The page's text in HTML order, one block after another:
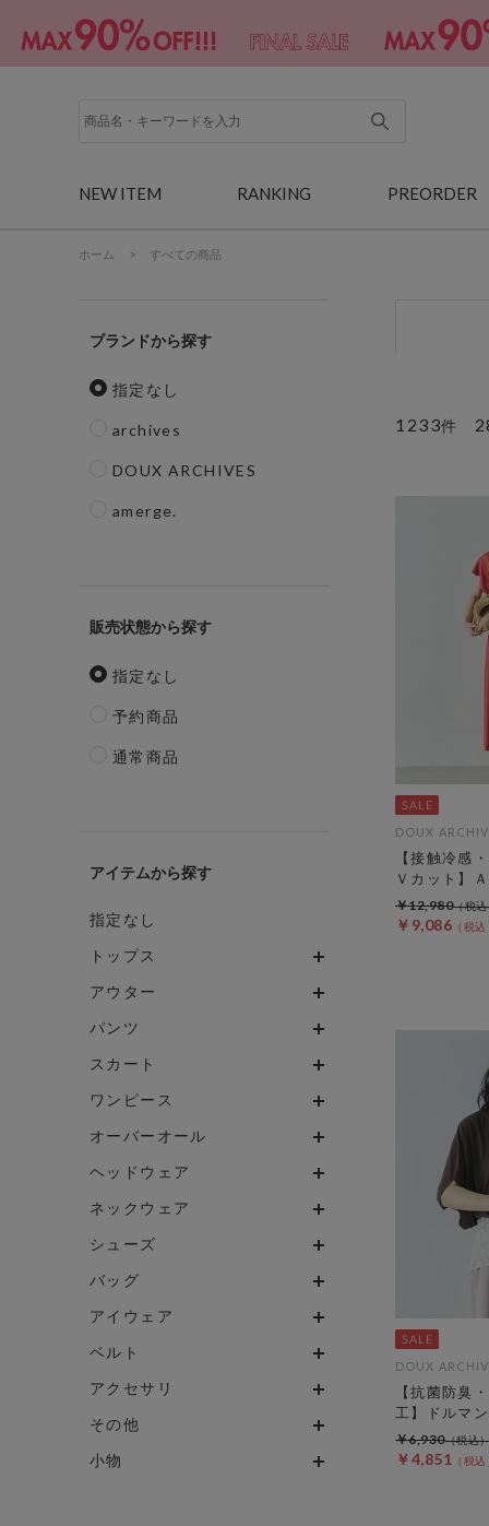
NEW ITEM RANKING PREORDER
ホーム > すべての商品
ブランド
指定なし
archives
DOUX ARCHIVES
amerge.
販売状態
指定なし
予約商品
通常商品
アイテム
指定なし
トップス
アウター
パンツ
スカート
ワンピース
オーバーオール
ヘッドウェア
ネックウェア
シューズ
バッグ
アイウェア
ベルト
アクセサリ
その他
小物
1233件
DOUX
【接触冷感
Ｖカット】
￥9,086
￥12,980
DOUX
【抗菌防臭
工】ドルマ
￥4,851
￥6,930